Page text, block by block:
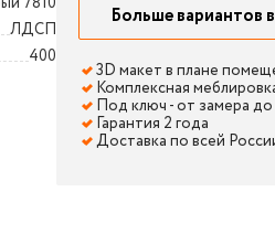
ЛДСП
400
Больше вариантов
3D макет в плане
Комплексная
Под ключ - от замера
Гарантия 2 года
Доставка по всей